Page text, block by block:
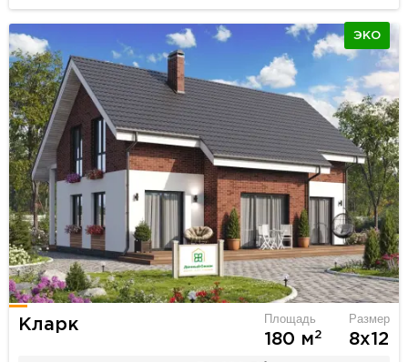
ЭКО
Кларк Площадь
180 м2
Размер
8х12